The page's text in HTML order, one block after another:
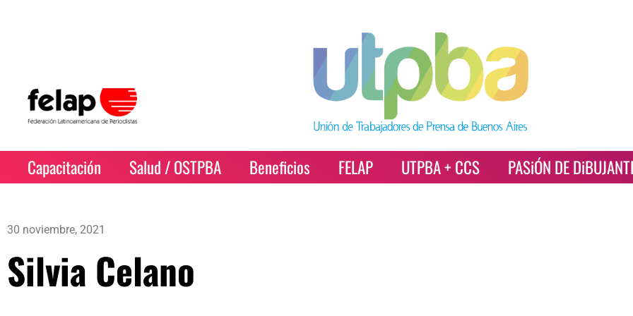
Capacitación Salud / OSTPBA Beneficios FELAP UTPBA + CCS PASiÓN DE
30 noviembre, 2021
Silvia Celano